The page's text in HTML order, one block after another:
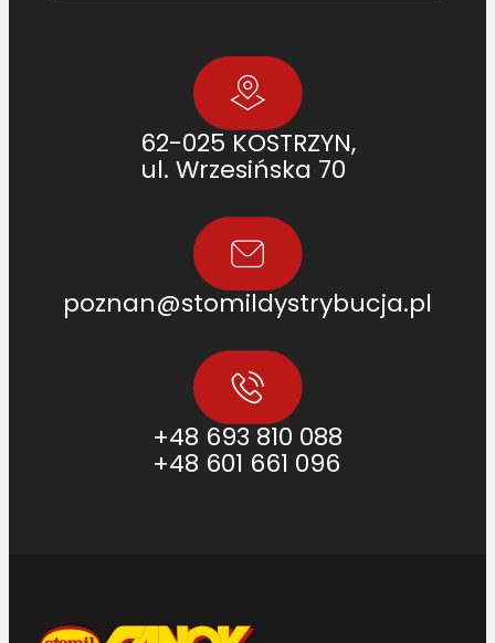
62-025 KOSTRZYN,
ul. Wrzesińska 70
poznan@stomildystrybucja.pl
+48 693 810 088
+48 601 661 096